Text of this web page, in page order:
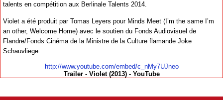
talents en compétition aux Berlinale Talents 2014.
Violet a été produit par Tomas Leyers pour Minds Meet (I’m the same I’m
an other, Welcome Home) avec le soutien du Fonds Audiovisuel de
Flandre/Fonds Cinéma de la Ministre de la Culture flamande Joke
Schauvliege.
http://www.youtube.com/embed/c_nMy7UJneo
Trailer - Violet (2013) - YouTube